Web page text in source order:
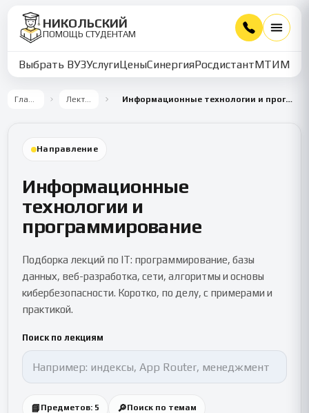
НИКОЛЬСКИЙ
ПОМОЩЬ СТУДЕНТАМ
Выбрать ВУЗУслугиЦеныСинергияРосдистантМТИММУ
Главная Лекторий Информационные технологии и программирование
Направление
Информационные
технологии и
программирование
Подборка лекций по IT: программирование, базы
данных, веб-разработка, сети, алгоритмы и основы
кибербезопасности. Коротко, по делу, с примерами и
практикой.
Поиск по лекциям
📘 Предметов: 5 🔎Поиск по темам